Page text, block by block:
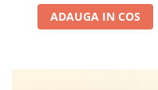
ADAUGA IN COS